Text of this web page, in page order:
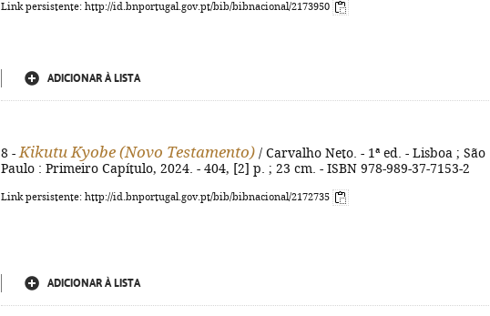
Link persistente: http://id.bnportugal.gov.pt/bib/bibnacional/2173950
ADICIONAR À LISTA
8 - Kikutu Kyobe (Novo Testamento) / Carvalho Neto. - 1ª ed. - Lisboa ; São
Paulo : Primeiro Capítulo, 2024. - 404, [2] p. ; 23 cm. - ISBN 978-989-37-7153-2
Link persistente: http://id.bnportugal.gov.pt/bib/bibnacional/2172735
ADICIONAR À LISTA